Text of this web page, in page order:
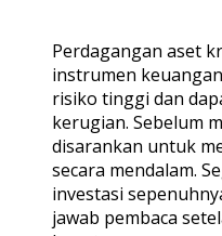
Perdagangan aset
instrumen
risiko tinggi dan
kerugian. Sebelum
disarankan untuk
secara mendalam.
investasi
jawab pembaca